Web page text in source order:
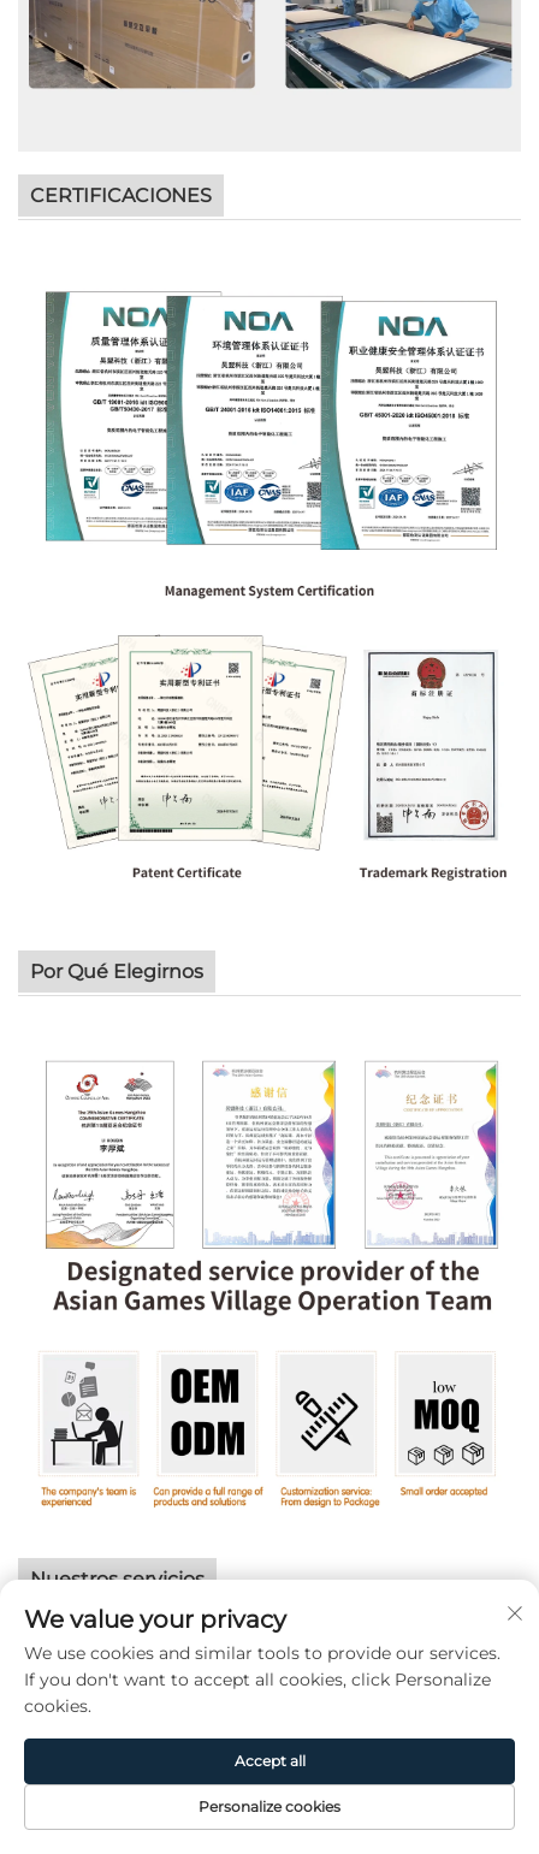
CERTIFICACIONES
Por Qué Elegirnos
Nuestros servicios
1. La mayoría de nuestros productos
pueden personalizarse, incluyendo
logotipos y empaques. Consulte para
2. Brindamos servicio de garantía para
Página de
Producto Acerca de CONTACTO
We value your privacy
We use cookies and similar tools to provide our services.
If you don't want to accept all cookies, click Personalize
cookies.
Personalize cookies
Accept all